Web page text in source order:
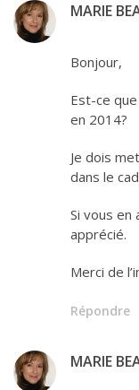
MARIE
Bonjour,
Est-ce
en 2014?
Je dois
dans le
Si vous
apprécié.
Merci de
Répondre
MARIE